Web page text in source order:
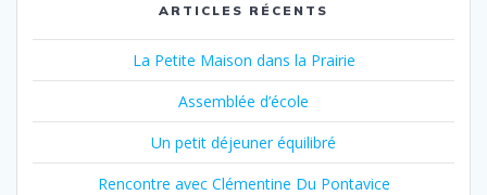
articles
ARTICLES RÉCENTS
La Petite Maison dans la Prairie
Assemblée d’école
Un petit déjeuner équilibré
Rencontre avec Clémentine Du Pontavice